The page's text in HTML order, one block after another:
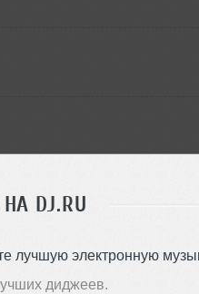
DJ.RU
лучшую электронную
диджеев.